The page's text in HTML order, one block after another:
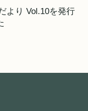
より Vol.10を発行